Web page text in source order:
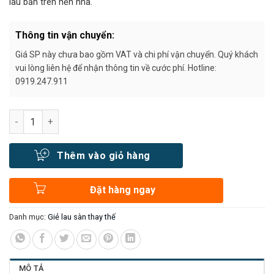
Thông tin vận chuyển:
Giá SP này chưa bao gồm VAT và chi phí vận chuyển. Quý khách
vui lòng liên hệ để nhận thông tin về cước phí. Hotline:
0919.247.911
Số lượng
Thêm vào giỏ hàng
Đặt hàng ngay
Danh mục: Giẻ lau sàn thay thế
MÔ TẢ